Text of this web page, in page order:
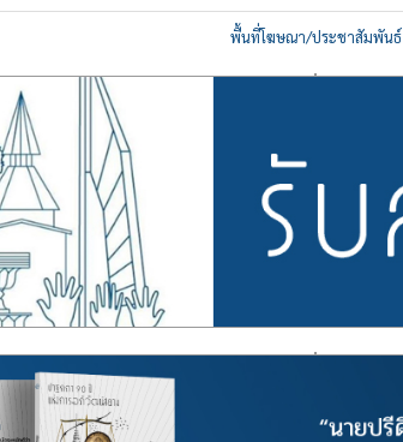
พื้นที่โฆษณา/ประชาสัมพันธ์